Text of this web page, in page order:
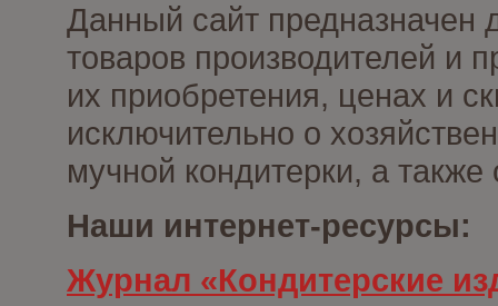
Данный сайт предназначен
товаров производителей и
их приобретения, ценах и
исключительно о
мучной кондитерки, а
Наши интернет-ресурсы:
Журнал «Кондитерские